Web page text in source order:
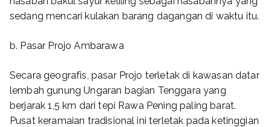
sedang mencari kulakan barang dagangan di waktu itu.
b. Pasar Projo Ambarawa
Secara geografis, pasar Projo terletak di kawasan datar
lembah gunung Ungaran bagian Tenggara yang
berjarak 1,5 km dari tepi Rawa Pening paling barat.
Pusat keramaian tradisional ini terletak pada ketinggian